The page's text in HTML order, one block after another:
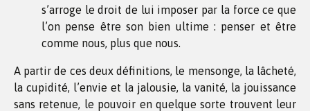
s’arroge le droit de lui imposer par la force ce que
l’on pense être son bien ultime : penser et être
comme nous, plus que nous.
A partir de ces deux définitions, le mensonge, la lâcheté,
la cupidité, l’envie et la jalousie, la vanité, la jouissance
sans retenue, le pouvoir en quelque sorte trouvent leur